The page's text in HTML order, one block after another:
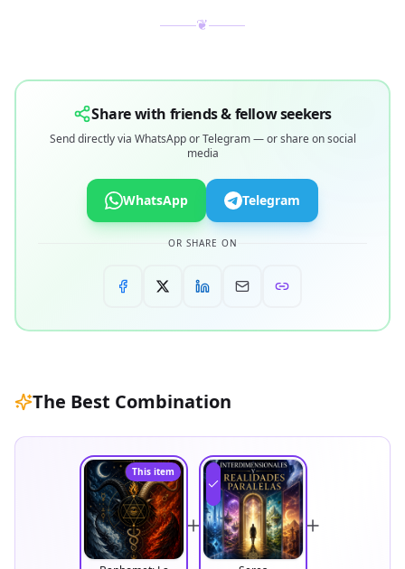
❦
Share with friends & fellow seekers
Send directly via WhatsApp or Telegram — or share on social
media
WhatsApp Telegram
OR SHARE ON
The Best Combination
This item